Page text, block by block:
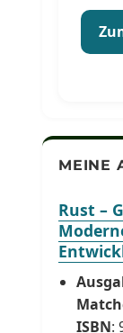
MEINE
Rust –
ISBN: